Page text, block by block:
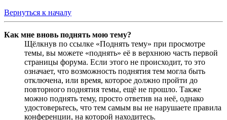
Вернуться к началу
Как мне вновь поднять мою тему?
Щёлкнув по ссылке «Поднять тему» при просмотре
темы, вы можете «поднять» её в верхнюю часть первой
страницы форума. Если этого не происходит, то это
означает, что возможность поднятия тем могла быть
отключена, или время, которое должно пройти до
повторного поднятия темы, ещё не прошло. Также
можно поднять тему, просто ответив на неё, однако
удостоверьтесь, что тем самым вы не нарушаете правила
конференции, на которой находитесь.